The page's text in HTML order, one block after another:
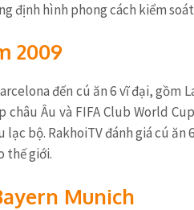
định hình phong cách kiểm
2009
đến cú ăn 6 vĩ đại, gồm
châu Âu và FIFA Club World
bộ. RakhoiTV đánh giá cú
thế giới.
Munich